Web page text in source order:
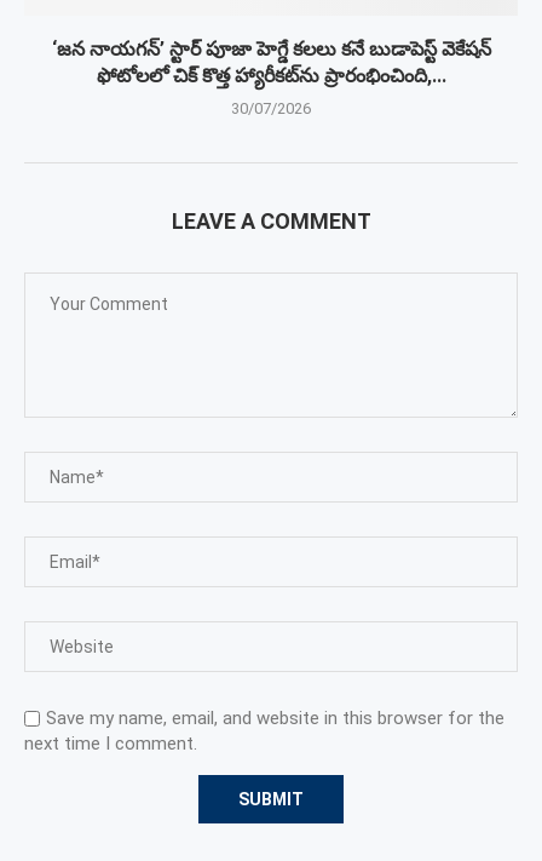
‘జన నాయగన్’ స్టార్ పూజా హెగ్డే కలలు కనే బుడాపెస్ట్ వెకేషన్
ఫోటోలలో చిక్ కొత్త హ్యారీకట్‌ను ప్రారంభించింది,...
30/07/2026
LEAVE A COMMENT
Save my name, email, and website in this browser for the
next time I comment.